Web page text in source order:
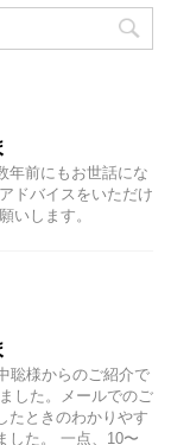
年前にもお世話にな
ドバイスをいただけ
いします。
聡様からのご紹介で
した。メールでのご
たときのわかりやす
した。 一点、10〜